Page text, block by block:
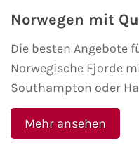
Norwegen mit
Die besten Angebote
Norwegische Fjorde
Southampton oder
Mehr ansehen